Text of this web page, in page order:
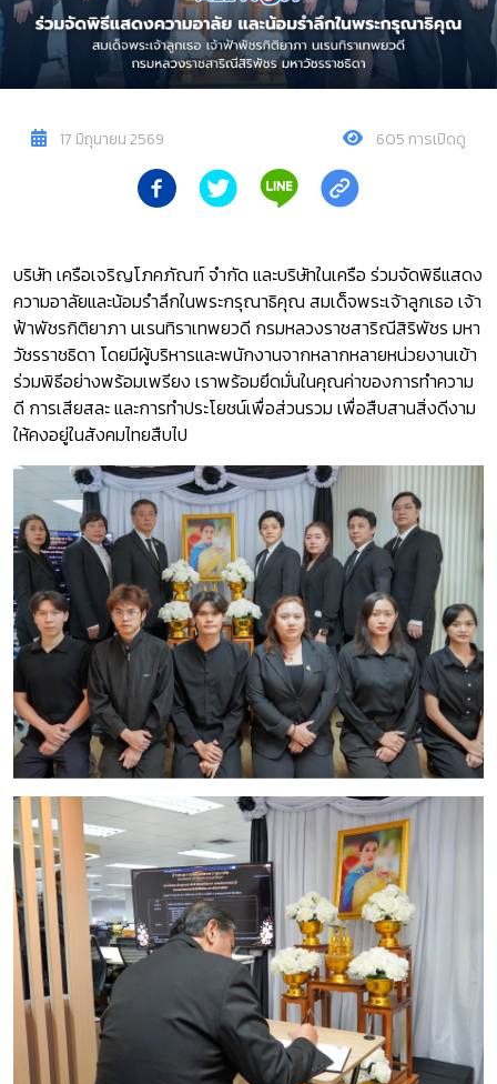
17 มิถุนายน 2569 605 การเปิดดู
บริษัท เครือเจริญโภคภัณฑ์ จำกัด และบริษัทในเครือ ร่วมจัดพิธีแสดง
ความอาลัยและน้อมรำลึกในพระกรุณาธิคุณ สมเด็จพระเจ้าลูกเธอ เจ้า
ฟ้าพัชรกิติยาภา นเรนทิราเทพยวดี กรมหลวงราชสาริณีสิริพัชร มหา
วัชรราชธิดา โดยมีผู้บริหารและพนักงานจากหลากหลายหน่วยงานเข้า
ร่วมพิธีอย่างพร้อมเพรียง เราพร้อมยึดมั่นในคุณค่าของการทำความ
ดี การเสียสละ และการทำประโยชน์เพื่อส่วนรวม เพื่อสืบสานสิ่งดีงาม
ให้คงอยู่ในสังคมไทยสืบไป